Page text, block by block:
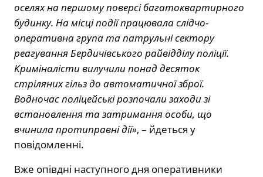
оселях на першому поверсі багатоквартирного
будинку. На місці події працювала слідчо-
оперативна група та патрульні сектору
реагування Бердичівського райвідділу поліції.
Криміналісти вилучили понад десяток
стріляних гільз до автоматичної зброї.
Водночас поліцейські розпочали заходи зі
встановлення та затримання особи, що
вчинила протиправні дії», – йдеться у
повідомленні.
Вже опівдні наступного дня оперативники